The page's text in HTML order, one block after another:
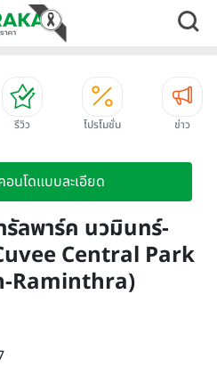
รีวิว โปรโมชั่น ข่าว
อนโดแบบละเอียด
รัลพาร์ค นวมินทร์-
Central Park
Raminthra)